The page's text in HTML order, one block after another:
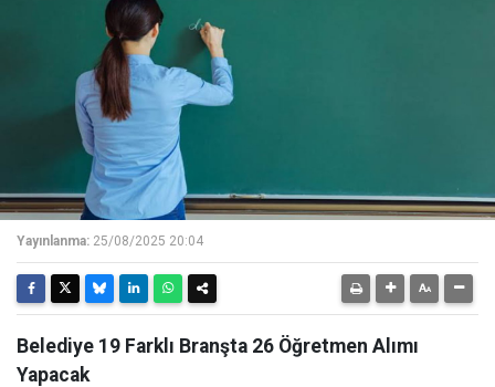
Yayınlanma: 25/08/2025 20:04
Belediye 19 Farklı Branşta 26 Öğretmen Alımı
Yapacak